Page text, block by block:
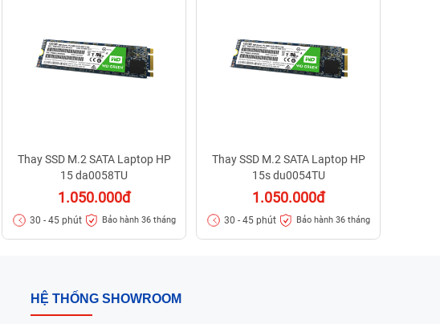
Thay SSD M.2 SATA Laptop HP
15 da0058TU
1.050.000đ
30 - 45 phút Bảo hành 36 tháng
Thay SSD M.2 SATA Laptop HP
15s du0054TU
1.050.000đ
30 - 45 phút Bảo hành 36 tháng
HỆ THỐNG SHOWROOM